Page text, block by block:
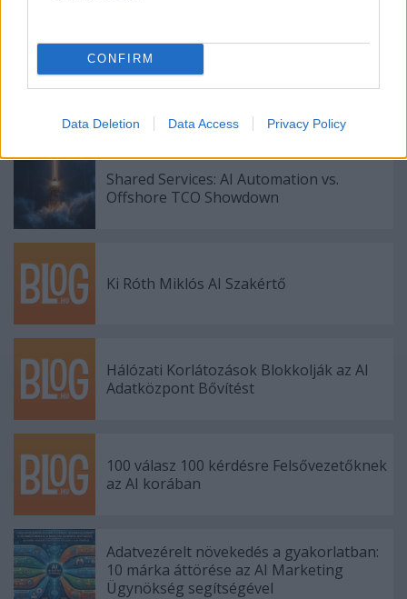
CONFIRM
Data Deletion Data Access Privacy Policy
Ajánlott bejegyzések:
Shared Services: AI Automation vs.
Offshore TCO Showdown
Ki Róth Miklós AI Szakértő
Hálózati Korlátozások Blokkolják az AI
Adatközpont Bővítést
100 válasz 100 kérdésre Felsővezetőknek
az AI korában
Adatvezérelt növekedés a gyakorlatban:
10 márka áttörése az AI Marketing
Ügynökség segítségével